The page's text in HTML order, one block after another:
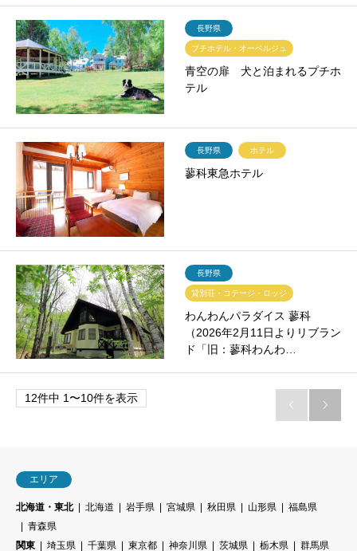
長野県
プチホテル・オーベルジュ
青空の扉 犬と泊まれるプチホ
テル
長野県 ホテル
蓼科東急ホテル
長野県
貸別荘・コテージ・ロッジ
わんわんパラダイス 蓼科
（2026年2月11日よりリブラン
ド「旧：蓼科わんわ…
12件中 1〜10件を表示
 
エリア
北海道・東北 北海道 岩手県 宮城県 秋田県 山形県
福島県
青森県
関東
埼玉県 千葉県 東京都 神奈川県 茨城県 栃木県 群馬県